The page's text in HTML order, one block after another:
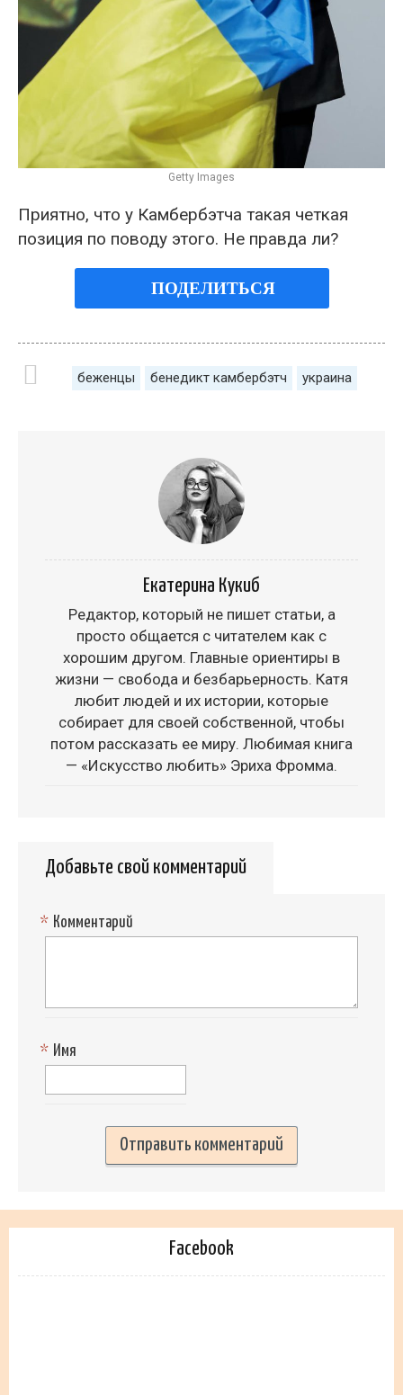
Getty Images
Приятно, что у Камбербэтча такая четкая
позиция по поводу этого. Не правда ли?
ПОДЕЛИТЬСЯ
беженцы бенедикт камбербэтч украина
Екатерина Кукиб
Редактор, который не пишет статьи, а
просто общается с читателем как с
хорошим другом. Главные ориентиры в
жизни — свобода и безбарьерность. Катя
любит людей и их истории, которые
собирает для своей собственной, чтобы
потом рассказать ее миру. Любимая книга
— «Искусство любить» Эриха Фромма.
Добавьте свой комментарий
Комментарий
*
Имя
*
Facebook